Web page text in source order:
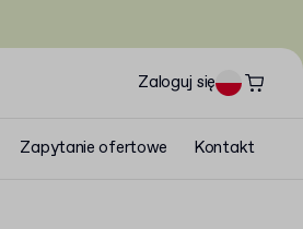
Zaloguj się
Zapytanie ofertowe Kontakt